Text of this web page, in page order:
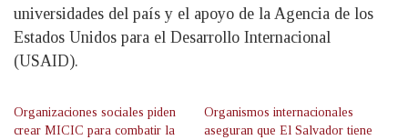
universidades del país y el apoyo de la Agencia de los
Estados Unidos para el Desarrollo Internacional
(USAID).
Organizaciones sociales piden
crear MICIC para combatir la
Organismos internacionales
aseguran que El Salvador tiene